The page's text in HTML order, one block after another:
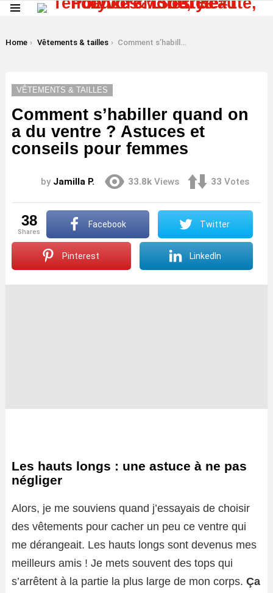
You are here:
Home Vêtements & tailles Comment s’habiller quand on a du ventre ? Astuces et conseils pour femmes
VÊTEMENTS & TAILLES
Comment s’habiller quand on
a du ventre ? Astuces et
conseils pour femmes
by Jamilla P. 33.8k Views 33 Votes
38
shares
Facebook Twitter
Pinterest LinkedIn
Les hauts longs : une astuce à ne pas
négliger
Alors, je me souviens quand j’essayais de choisir
des vêtements pour cacher un peu ce ventre qui
me dérangeait. Les hauts longs sont devenus mes
meilleurs amis ! Je mets souvent des tops qui
s’arrêtent à la partie la plus large de mon corps. Ça